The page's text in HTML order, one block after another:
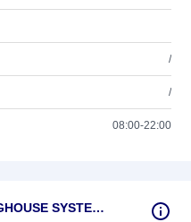
/
/
08:00-22:00
Fundamentale Kennzahlen ENGHOUSE SYSTEMS LTD.